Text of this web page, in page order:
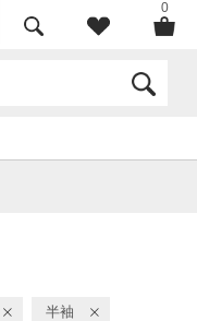
0
半袖